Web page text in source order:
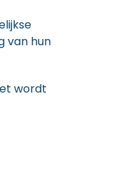
van hun
wordt